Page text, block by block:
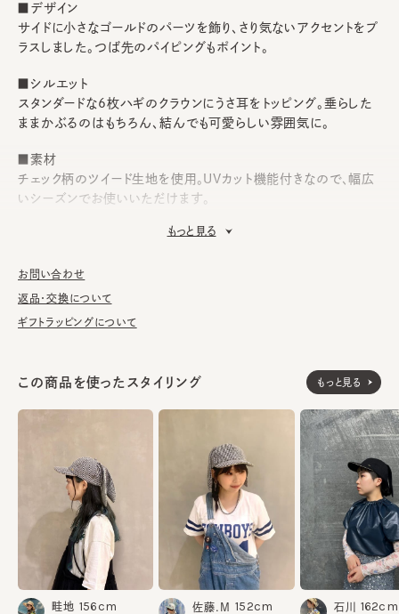
■デザイン
サイドに小さなゴールドのパーツを飾り、さり気ないアクセントをプ
ラスしました。つば先のパイピングもポイント。
■シルエット
スタンダードな6枚ハギのクラウンにうさ耳をトッピング。垂らした
ままかぶるのはもちろん、結んでも可愛らしい雰囲気に。
■素材
チェック柄のツイード生地を使用。UVカット機能付きなので、幅広
いシーズンでお使いいただけます。
が汚れてしまう前の対策として、汗止めのハットライナーのお勧め
しております。
※柄の出方は個体差があります。
裏地：綿100%
もっと見る
お問い合わせ
返品・交換について
ギフトラッピングについて
この商品を使ったスタイリング もっと見る
畦地 156cm 佐藤.M 152cm 石川 162cm